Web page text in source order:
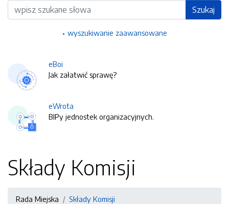
Wyszukiwarka Szukaj
wyszukiwanie zaawansowane
eBoi
Jak załatwić sprawę?
eWrota
BIPy jednostek organizacyjnych.
Składy Komisji
Rada Miejska Składy Komisji